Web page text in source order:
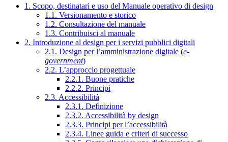
1. Scopo, destinatari e uso del Manuale operativo di design
1.1. Versionamento e storico
1.2. Consultazione del manuale
1.3. Contribuisci al manuale
2. Introduzione al design per i servizi pubblici digitali
2.1. Design per l’amministrazione digitale (e-
government)
2.2. L’approccio progettuale
2.2.1. Buone pratiche
2.2.2. Principi
2.3. Accessibilità
2.3.1. Definizione
2.3.2. Accessibilità by design
2.3.3. Principi per l’accessibilità
2.3.4. Linee guida e criteri di successo